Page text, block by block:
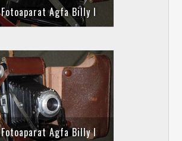
Fotoaparat Agfa Billy I
Fotoaparat Agfa Billy I